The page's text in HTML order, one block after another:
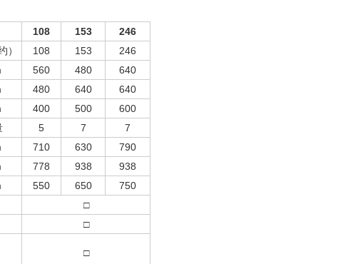
108 153 246
） 108 153
246
560 480
640
480 640
640
400 500
600
5 7 7
710 630
790
778 938
938
550 650
750
□
□
□